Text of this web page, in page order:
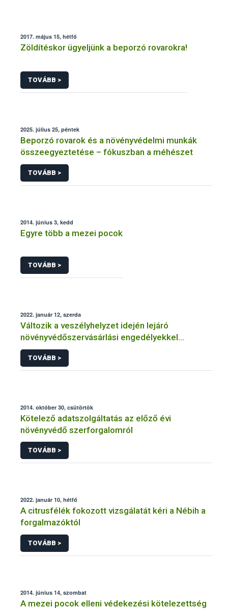
2017. május 15, hétfő
Zöldítéskor ügyeljünk a beporzó rovarokra!
TOVÁBB >
2025. július 25, péntek
Beporzó rovarok és a növényvédelmi munkák
összeegyeztetése – fókuszban a méhészet
TOVÁBB >
2014. június 3, kedd
Egyre több a mezei pocok
TOVÁBB >
2022. január 12, szerda
Változik a veszélyhelyzet idején lejáró
növényvédőszervásárlási engedélyekkel
kapcsolatos szabályozás
TOVÁBB >
2014. október 30, csütörtök
Kötelező adatszolgáltatás az előző évi
növényvédő szerforgalomról
TOVÁBB >
2022. január 10, hétfő
A citrusfélék fokozott vizsgálatát kéri a Nébih a
forgalmazóktól
TOVÁBB >
2014. június 14, szombat
A mezei pocok elleni védekezési kötelezettség